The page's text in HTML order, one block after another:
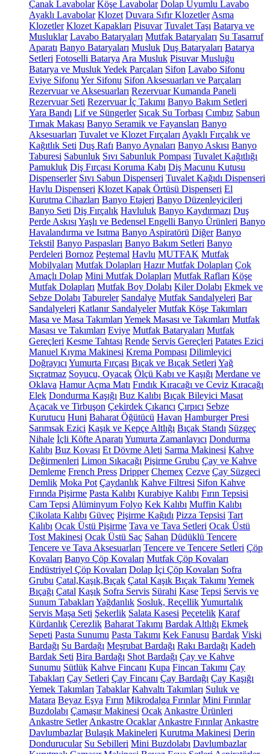
Çanak Lavabolar Köşe Lavabolar Dolap Uyumlu Lavabo
Ayaklı Lavabolar Klozet Duvara Sıfır Klozetler Asma
Klozetler Klozet Kapakları Pisuvar Tuvalet Taşı Batarya ve
Musluklar Lavabo Bataryaları Mutfak Bataryaları Su Tasarruf
Aparatı Banyo Bataryaları Musluk Duş Bataryaları Batarya
Setleri Fotoselli Batarya Ara Musluk Pisuvar Musluğu
Batarya ve Musluk Yedek Parçaları Sifon Lavabo Sifonu
Eviye Sifonu Yer Sifonu Sifon Aksesuarları ve Parçaları
Rezervuar ve Aksesuarları Rezervuar Kumanda Paneli
Rezervuar Seti Rezervuar İç Takımı Banyo Bakım Setleri
Yara Bandı Lif ve Süngerler Sıcak Su Torbası Cımbız Sabun
Tırnak Makası Banyo Seramik ve Fayansları Banyo
Aksesuarları Tuvalet ve Klozet Fırçaları Ayaklı Fırçalık ve
Kağıtlık Seti Duş Rafı Banyo Aynaları Banyo Askısı Banyo
Taburesi Sabunluk Sıvı Sabunluk Pompası Tuvalet Kağıtlığı
Pamukluk Diş Fırçası Koruma Kabı Diş Macunu Kutusu
Dispenserler Sıvı Sabun Dispenseri Tuvalet Kağıdı Dispenseri
Havlu Dispenseri Klozet Kapak Örtüsü Dispenseri El
Kurutma Cihazları Banyo Etajeri Banyo Düzenleyicileri
Banyo Seti Diş Fırçalık Havluluk Banyo Kaydırmazı Duş
Perde Askısı Yaşlı ve Bedensel Engelli Banyo Ürünleri Banyo
Havalandırma ve Isıtma Banyo Aspiratörü Diğer Banyo
Tekstil Banyo Paspasları Banyo Bakım Setleri Banyo
Perdeleri Bornoz Peştemal Havlu MUTFAK Mutfak
Mobilyaları Mutfak Dolapları Hazır Mutfak Dolapları Çok
Amaçlı Dolap Mini Mutfak Dolapları Mutfak Rafları Köşe
Mutfak Dolapları Mutfak Boy Dolabı Kiler Dolabı Ekmek ve
Sebze Dolabı Tabureler Sandalye Mutfak Sandalyeleri Bar
Sandalyeleri Katlanır Sandalyeler Mutfak Köşe Takımları
Masa ve Masa Takımları Yemek Masası ve Takımları Mutfak
Masası ve Takımları Eviye Mutfak Bataryaları Mutfak
Gereçleri Kesme Tahtası Rende Servis Gereçleri Patates Ezici
Manuel Kıyma Makinesi Krema Pompası Dilimleyici
Doğrayıcı Yumurta Fırçası Bıçak ve Bıçak Setleri Yağ
Sıçratmaz Soyucu, Oyacak Ölçü Kabı ve Kaşığı Merdane ve
Oklava Hamur Açma Matı Fındık Kıracağı ve Ceviz Kıracağı
Elek Dondurma Kaşığı Buz Kalıbı Bıçak Bileyici Masat
Açacak ve Tirbuşon Çekirdek Çıkarıcı Çırpıcı Sebze
Kurutucu Huni Baharat Öğütücü Havan Hamburger Presi
Sarımsak Ezici Kaşık ve Kepçe Altlığı Bıçak Standı Süzgeç
Nihale İçli Köfte Aparatı Yumurta Zamanlayıcı Dondurma
Kalıbı Buz Kovası Et Dövme Aleti Sarma Makinesi Kahve
Değirmenleri Limon Sıkacağı Pişirme Grubu Çay ve Kahve
Demleme French Press Dripper Chemex Cezve Çay Süzgeci
Demlik Moka Pot Çaydanlık Kahve Filtresi Sifon Kahve
Fırında Pişirme Pasta Kalıbı Kurabiye Kalıbı Fırın Tepsisi
Cam Tepsi Alüminyum Folyo Kek Kalıbı Muffin Kalıbı
Çikolata Kalıbı Güveç Pişirme Kağıdı Pizza Tepsisi Tart
Kalıbı Ocak Üstü Pişirme Tava ve Tava Setleri Ocak Üstü
Tost Makinesi Ocak Üstü Sac Sahan Düdüklü Tencere
Tencere ve Tava Aksesuarları Tencere ve Tencere Setleri Çöp
Kovaları Banyo Çöp Kovaları Mutfak Çöp Kovaları
Endüstriyel Çöp Kovaları Dolap İçi Çöp Kovaları Sofra
Grubu Çatal,Kaşık,Bıçak Çatal Kaşık Bıçak Takımı Yemek
Bıçağı Çatal Kaşık Sofra Servis Sürahi Kase Tepsi Servis ve
Sunum Tabakları Yağdanlık Sosluk, ReçellikYumurtalık
Servis Maşa Seti Şekerlik Salata Kasesi Peçetelik Karaf
Kürdanlık Çerezlik Baharat Takımı Bardak Altlığı Ekmek
Sepeti Pasta Sunumu Pasta Takımı Kek Fanusu Bardak Viski
Bardağı Su Bardağı Meşrubat Bardağı Rakı Bardağı Kadeh
Bardak Seti Bira Bardağı Shot Bardağı Çay ve Kahve
Sunumu Sütlük Kahve Fincanı Kupa Fincan Takımı Çay
Tabakları Çay Setleri Çay Fincanı Çay Bardağı Çay Kaşığı
Yemek Takımları Tabaklar Kahvaltı Takımları Suluk ve
Matara Beyaz Eşya Fırın Mikrodalga Fırınlar Mini Fırınlar
Buzdolabı Çamaşır Makinesi Ocak Ankastre Ürünleri
Ankastre Setler Ankastre Ocaklar Ankastre Fırınlar Ankastre
Davlumbazlar Bulaşık Makineleri Kurutma Makinesi Derin
Dondurucular Su Sebilleri Mini Buzdolabı Davlumbazlar